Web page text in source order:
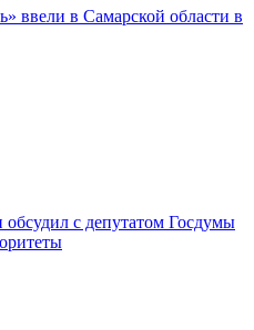
ввели в Самарской области в
обсудил с депутатом Госдумы